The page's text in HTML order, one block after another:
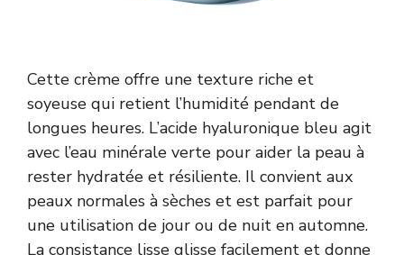
Cette crème offre une texture riche et
soyeuse qui retient l’humidité pendant de
longues heures. L’acide hyaluronique bleu agit
avec l’eau minérale verte pour aider la peau à
rester hydratée et résiliente. Il convient aux
peaux normales à sèches et est parfait pour
une utilisation de jour ou de nuit en automne.
La consistance lisse glisse facilement et donne